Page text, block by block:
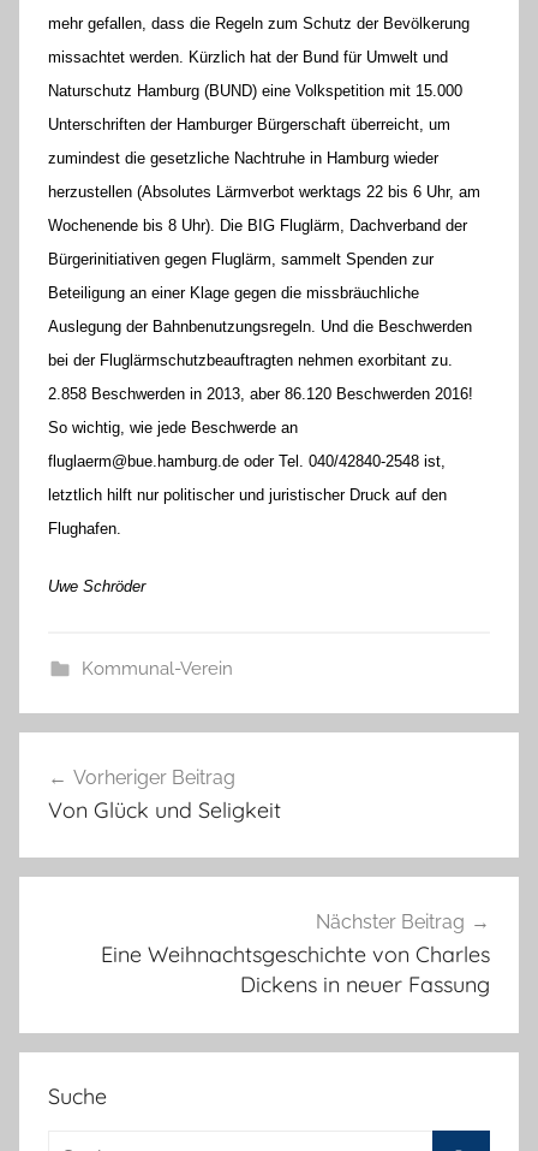
mehr gefallen, dass die Regeln zum Schutz der Bevölkerung
missachtet werden. Kürzlich hat der Bund für Umwelt und
Naturschutz Hamburg (BUND) eine Volkspetition mit 15.000
Unterschriften der Hamburger Bürgerschaft überreicht, um
zumindest die gesetzliche Nachtruhe in Hamburg wieder
herzustellen (Absolutes Lärmverbot werktags 22 bis 6 Uhr, am
Wochenende bis 8 Uhr). Die BIG Fluglärm, Dachverband der
Bürgerinitiativen gegen Fluglärm, sammelt Spenden zur
Beteiligung an einer Klage gegen die missbräuchliche
Auslegung der Bahnbenutzungsregeln. Und die Beschwerden
bei der Fluglärmschutzbeauftragten nehmen exorbitant zu.
2.858 Beschwerden in 2013, aber 86.120 Beschwerden 2016!
So wichtig, wie jede Beschwerde an
fluglaerm@bue.hamburg.de oder Tel. 040/42840-2548 ist,
letztlich hilft nur politischer und juristischer Druck auf den
Flughafen.
Uwe Schröder
Kommunal-Verein
Vorheriger Beitrag
Von Glück und Seligkeit
Nächster Beitrag
Eine Weihnachtsgeschichte von Charles
Dickens in neuer Fassung
Suche
Suchen